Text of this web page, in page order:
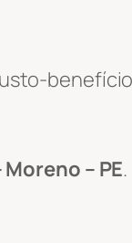
– PE.